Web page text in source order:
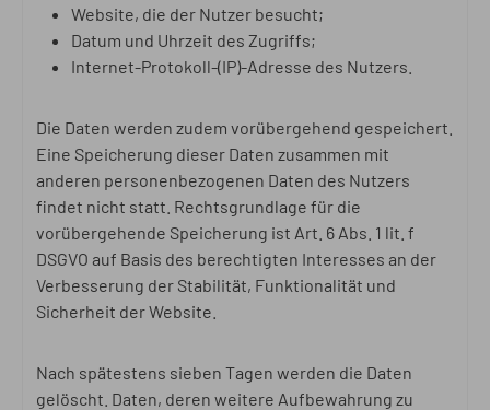
Website, die der Nutzer besucht;
Datum und Uhrzeit des Zugriffs;
Internet-Protokoll-(IP)-Adresse des Nutzers.
Die Daten werden zudem vorübergehend gespeichert.
Eine Speicherung dieser Daten zusammen mit
anderen personenbezogenen Daten des Nutzers
findet nicht statt. Rechtsgrundlage für die
vorübergehende Speicherung ist Art. 6 Abs. 1 lit. f
DSGVO auf Basis des berechtigten Interesses an der
Verbesserung der Stabilität, Funktionalität und
Sicherheit der Website.
Nach spätestens sieben Tagen werden die Daten
gelöscht. Daten, deren weitere Aufbewahrung zu